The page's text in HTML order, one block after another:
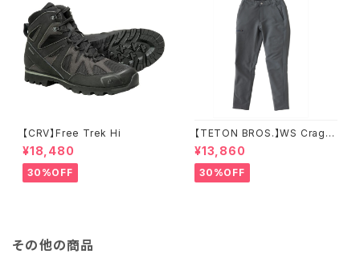
【CRV】Free Trek Hi
¥18,480
30%OFF
【TETON BROS.】WS Crag P
ant
¥13,860
30%OFF
その他の商品